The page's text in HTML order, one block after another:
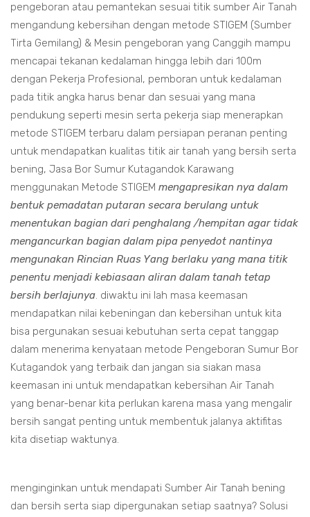
pengeboran atau pemantekan sesuai titik sumber Air Tanah
mengandung kebersihan dengan metode STIGEM (Sumber
Tirta Gemilang) & Mesin pengeboran yang Canggih mampu
mencapai tekanan kedalaman hingga lebih dari 100m
dengan Pekerja Profesional, pemboran untuk kedalaman
pada titik angka harus benar dan sesuai yang mana
pendukung seperti mesin serta pekerja siap menerapkan
metode STIGEM terbaru dalam persiapan peranan penting
untuk mendapatkan kualitas titik air tanah yang bersih serta
bening, Jasa Bor Sumur Kutagandok Karawang
menggunakan Metode STIGEM mengapresikan nya dalam
bentuk pemadatan putaran secara berulang untuk
menentukan bagian dari penghalang /hempitan agar tidak
mengancurkan bagian dalam pipa penyedot nantinya
mengunakan Rincian Ruas Yang berlaku yang mana titik
penentu menjadi kebiasaan aliran dalam tanah tetap
bersih berlajunya. diwaktu ini lah masa keemasan
mendapatkan nilai kebeningan dan kebersihan untuk kita
bisa pergunakan sesuai kebutuhan serta cepat tanggap
dalam menerima kenyataan metode Pengeboran Sumur Bor
Kutagandok yang terbaik dan jangan sia siakan masa
keemasan ini untuk mendapatkan kebersihan Air Tanah
yang benar-benar kita perlukan karena masa yang mengalir
bersih sangat penting untuk membentuk jalanya aktifitas
kita disetiap waktunya.
menginginkan untuk mendapati Sumber Air Tanah bening
dan bersih serta siap dipergunakan setiap saatnya? Solusi